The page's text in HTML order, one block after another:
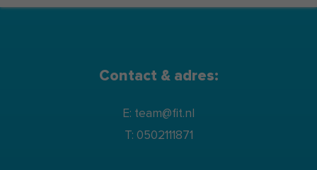
Contact & adres:
E: team@fit.nl
T: 0502111871